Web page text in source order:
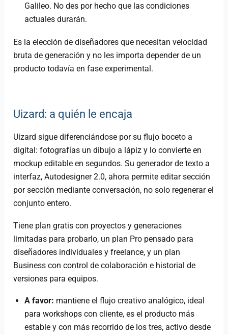
Galileo. No des por hecho que las condiciones
actuales durarán.
Es la elección de diseñadores que necesitan velocidad
bruta de generación y no les importa depender de un
producto todavía en fase experimental.
Uizard: a quién le encaja
Uizard sigue diferenciándose por su flujo boceto a
digital: fotografías un dibujo a lápiz y lo convierte en
mockup editable en segundos. Su generador de texto a
interfaz, Autodesigner 2.0, ahora permite editar sección
por sección mediante conversación, no solo regenerar el
conjunto entero.
Tiene plan gratis con proyectos y generaciones
limitadas para probarlo, un plan Pro pensado para
diseñadores individuales y freelance, y un plan
Business con control de colaboración e historial de
versiones para equipos.
A favor: mantiene el flujo creativo analógico, ideal
para workshops con cliente, es el producto más
estable y con más recorrido de los tres, activo desde